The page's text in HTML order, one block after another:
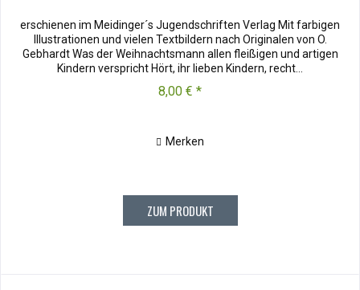
erschienen im Meidinger´s Jugendschriften Verlag Mit farbigen
Illustrationen und vielen Textbildern nach Originalen von O.
Gebhardt Was der Weihnachtsmann allen fleißigen und artigen
Kindern verspricht Hört, ihr lieben Kindern, recht...
8,00 € *
Merken
ZUM PRODUKT